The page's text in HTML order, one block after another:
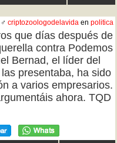
♂ criptozoologodelavida en politica
que días después de
contra Podemos
Bernad, el líder del
presentaba, ha sido
a varios empresarios.
ahora. TQD